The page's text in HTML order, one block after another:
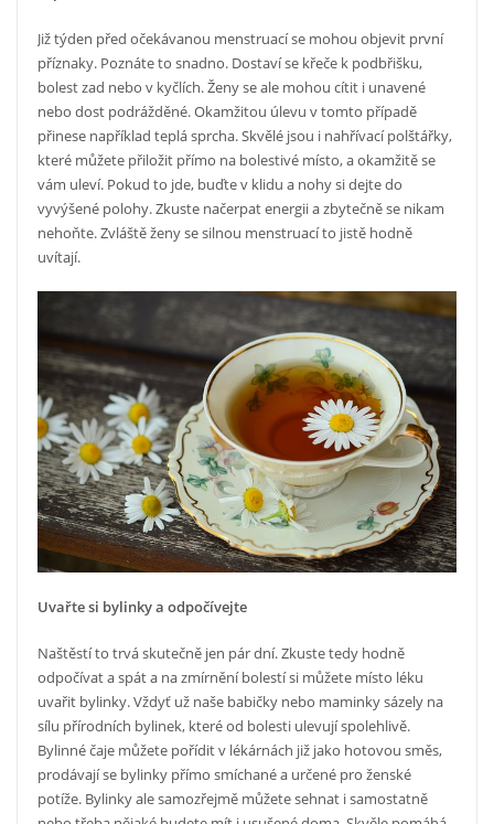
Již týden před očekávanou menstruací se mohou objevit první
příznaky. Poznáte to snadno. Dostaví se křeče k podbřišku,
bolest zad nebo v kyčlích. Ženy se ale mohou cítit i unavené
nebo dost podrážděné. Okamžitou úlevu v tomto případě
přinese například teplá sprcha. Skvělé jsou i nahřívací polštářky,
které můžete přiložit přímo na bolestivé místo, a okamžitě se
vám uleví. Pokud to jde, buďte v klidu a nohy si dejte do
vyvýšené polohy. Zkuste načerpat energii a zbytečně se nikam
nehoňte. Zvláště ženy se silnou menstruací to jistě hodně
uvítají.
Uvařte si bylinky a odpočívejte
Naštěstí to trvá skutečně jen pár dní. Zkuste tedy hodně
odpočívat a spát a na zmírnění bolestí si můžete místo léku
uvařit bylinky. Vždyť už naše babičky nebo maminky sázely na
sílu přírodních bylinek, které od bolesti ulevují spolehlivě.
Bylinné čaje můžete pořídit v lékárnách již jako hotovou směs,
prodávají se bylinky přímo smíchané a určené pro ženské
potíže. Bylinky ale samozřejmě můžete sehnat i samostatně